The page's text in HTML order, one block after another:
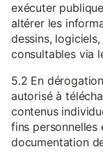
exécuter
altérer les
dessins,
consultables via
5.2 En
autorisé à
contenus
fins personnelles
documentation